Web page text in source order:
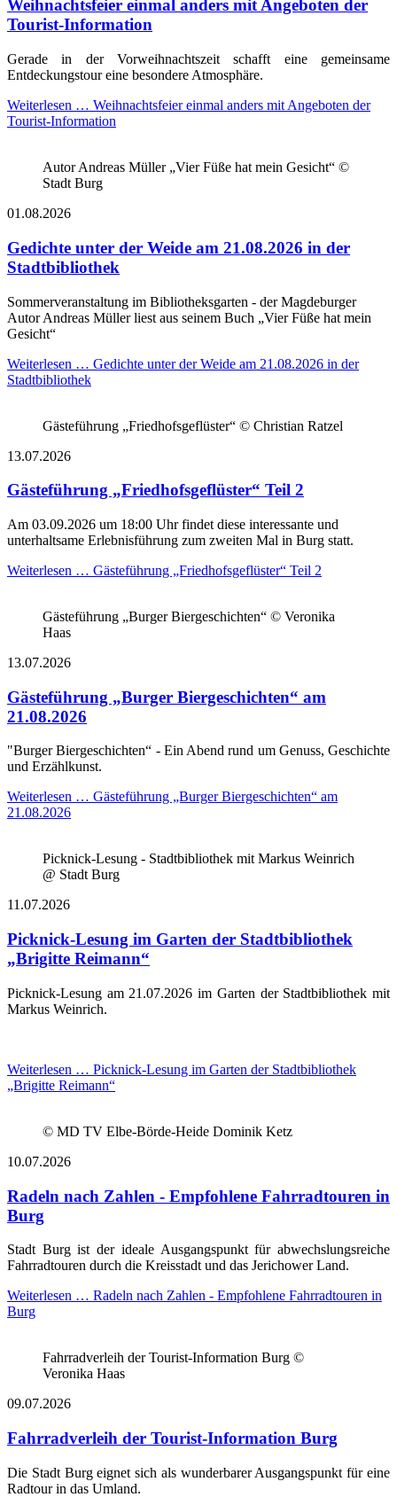
Weihnachtsfeier einmal anders mit Angeboten der
Tourist-Information
Gerade in der Vorweihnachtszeit schafft eine gemeinsame
Entdeckungstour eine besondere Atmosphäre.
Weiterlesen … Weihnachtsfeier einmal anders mit Angeboten der
Tourist-Information
Autor Andreas Müller „Vier Füße hat mein Gesicht“ ©
Stadt Burg
01.08.2026
Gedichte unter der Weide am 21.08.2026 in der
Stadtbibliothek
Sommerveranstaltung im Bibliotheksgarten - der Magdeburger
Autor Andreas Müller liest aus seinem Buch „Vier Füße hat mein
Gesicht“
Weiterlesen … Gedichte unter der Weide am 21.08.2026 in der
Stadtbibliothek
Gästeführung „Friedhofsgeflüster“ © Christian Ratzel
13.07.2026
Gästeführung „Friedhofsgeflüster“ Teil 2
Am 03.09.2026 um 18:00 Uhr findet diese interessante und
unterhaltsame Erlebnisführung zum zweiten Mal in Burg statt.
Weiterlesen … Gästeführung „Friedhofsgeflüster“ Teil 2
Gästeführung „Burger Biergeschichten“ © Veronika
Haas
13.07.2026
Gästeführung „Burger Biergeschichten“ am
21.08.2026
"Burger Biergeschichten“ - Ein Abend rund um Genuss, Geschichte
und Erzählkunst.
Weiterlesen … Gästeführung „Burger Biergeschichten“ am
21.08.2026
Picknick-Lesung - Stadtbibliothek mit Markus Weinrich
@ Stadt Burg
11.07.2026
Picknick-Lesung im Garten der Stadtbibliothek
„Brigitte Reimann“
Picknick-Lesung am 21.07.2026 im Garten der Stadtbibliothek mit
Markus Weinrich.
Weiterlesen … Picknick-Lesung im Garten der Stadtbibliothek
„Brigitte Reimann“
© MD TV Elbe-Börde-Heide Dominik Ketz
10.07.2026
Radeln nach Zahlen - Empfohlene Fahrradtouren in
Burg
Stadt Burg ist der ideale Ausgangspunkt für abwechslungsreiche
Fahrradtouren durch die Kreisstadt und das Jerichower Land.
Weiterlesen … Radeln nach Zahlen - Empfohlene Fahrradtouren in
Burg
Fahrradverleih der Tourist-Information Burg ©
Veronika Haas
09.07.2026
Fahrradverleih der Tourist-Information Burg
Die Stadt Burg eignet sich als wunderbarer Ausgangspunkt für eine
Radtour in das Umland.